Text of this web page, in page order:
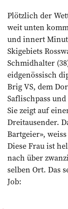
Plötzlich der
weit unten
und innert
Skigebiets
Schmidhalter
eidgenössisch
Brig VS, dem
Saflischpass
Sie zeigt auf
Dreitausender.
Bartgeier»,
Diese Frau ist
nach über
selben Ort. Das
Job: